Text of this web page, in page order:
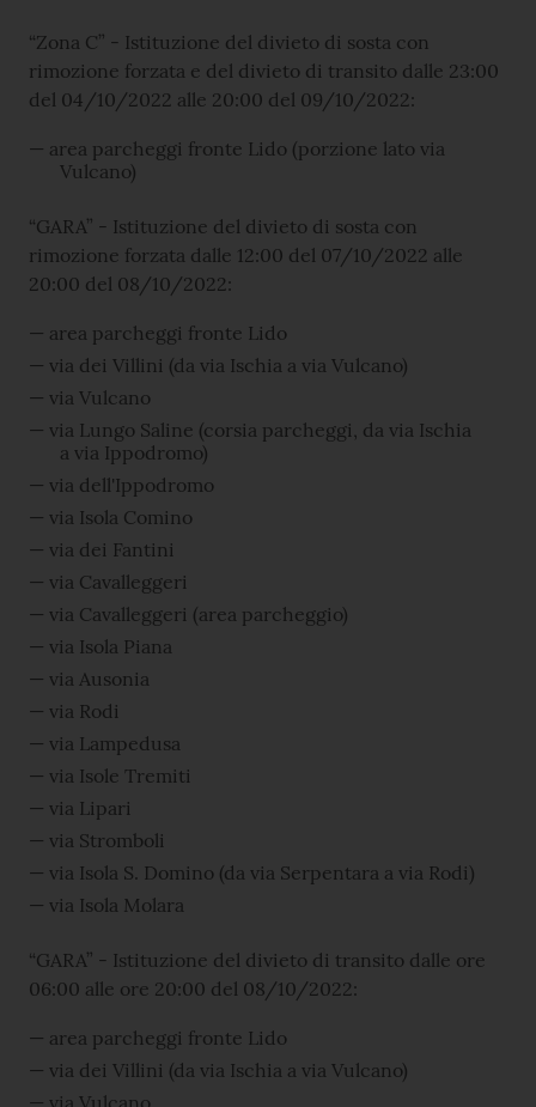
“Zona C” - Istituzione del divieto di sosta con
rimozione forzata e del divieto di transito dalle 23:00
del 04/10/2022 alle 20:00 del 09/10/2022:
area parcheggi fronte Lido (porzione lato via
Vulcano)
“GARA” - Istituzione del divieto di sosta con
rimozione forzata dalle 12:00 del 07/10/2022 alle
20:00 del 08/10/2022:
area parcheggi fronte Lido
via dei Villini (da via Ischia a via Vulcano)
via Vulcano
via Lungo Saline (corsia parcheggi, da via Ischia
a via Ippodromo)
via dell'Ippodromo
via Isola Comino
via dei Fantini
via Cavalleggeri
via Cavalleggeri (area parcheggio)
via Isola Piana
via Ausonia
via Rodi
via Lampedusa
via Isole Tremiti
via Lipari
via Stromboli
via Isola S. Domino (da via Serpentara a via Rodi)
via Isola Molara
“GARA” - Istituzione del divieto di transito dalle ore
06:00 alle ore 20:00 del 08/10/2022:
area parcheggi fronte Lido
via dei Villini (da via Ischia a via Vulcano)
via Vulcano